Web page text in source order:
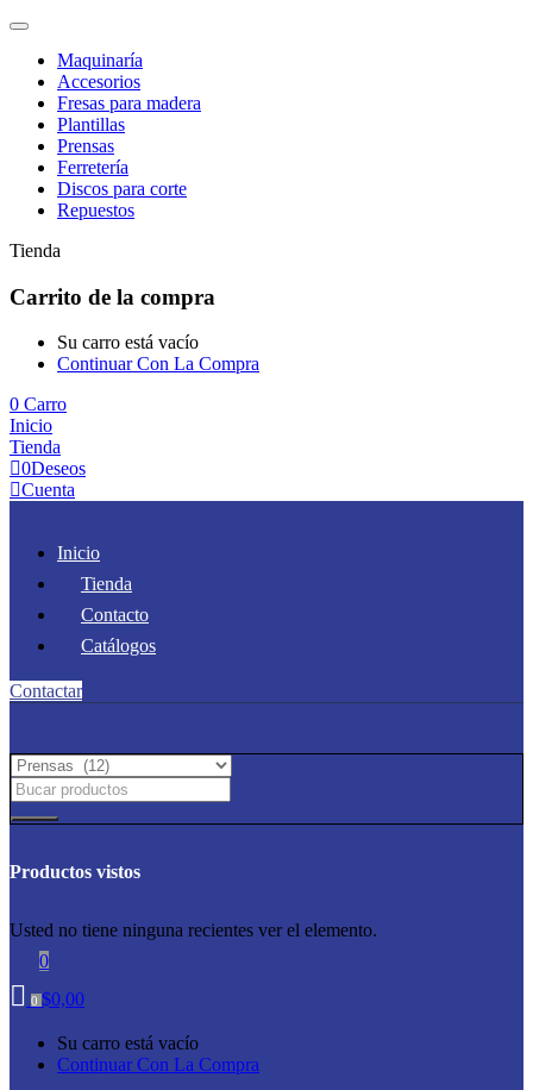
Maquinaría
Accesorios
Fresas para madera
Plantillas
Prensas
Ferretería
Discos para corte
Repuestos
Tienda
Carrito de la compra
Su carro está vacío
Continuar Con La Compra
0 Carro
Inicio
Tienda
0Deseos
Cuenta
Inicio
Tienda
Contacto
Catálogos
Contactar
Productos vistos
Usted no tiene ninguna recientes ver el elemento.
0
0 $0,00
Su carro está vacío
Continuar Con La Compra